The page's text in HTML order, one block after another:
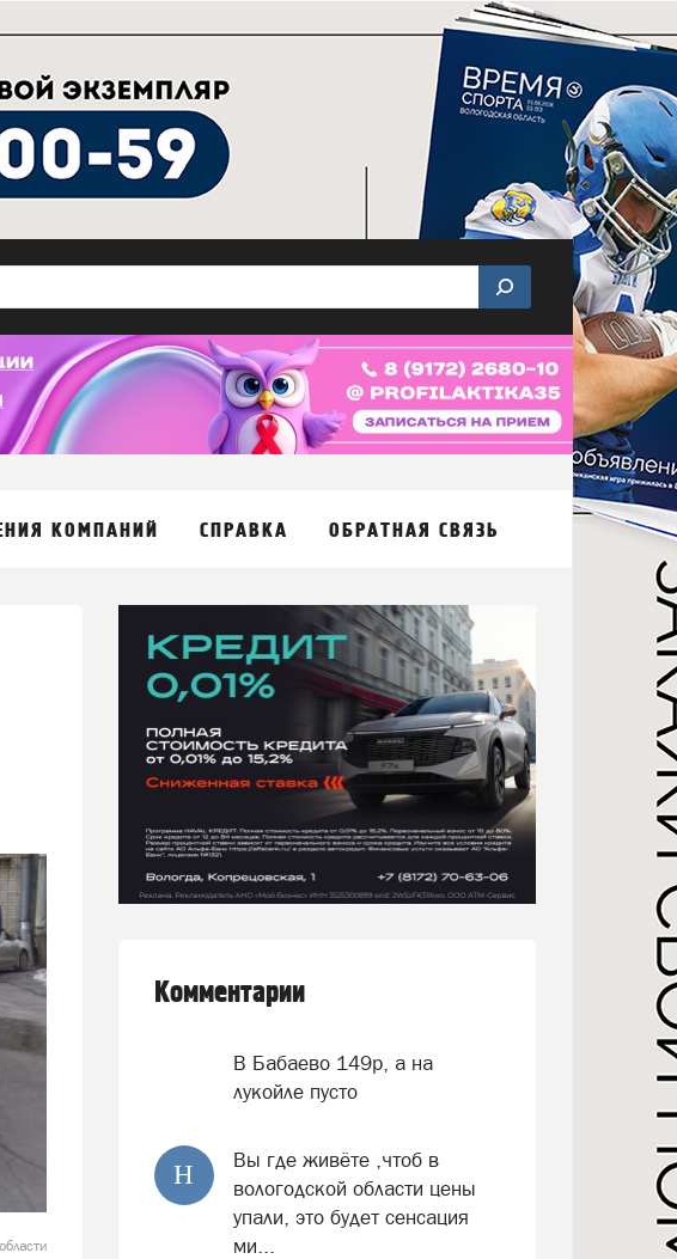
КОМПАНИЙ СПРАВКА ОБРАТНАЯ СВЯЗЬ
Комментарии
В Бабаево 149р, а на
лукойле пусто
Н
Вы где живёте ,чтоб в
вологодской области цены
упали, это будет сенсация
ми...